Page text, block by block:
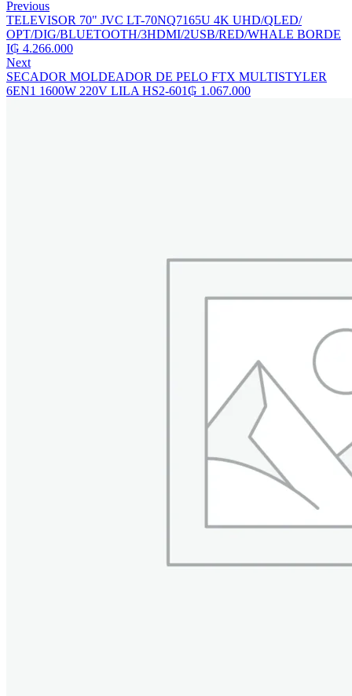
Previous
TELEVISOR 70" JVC LT-70NQ7165U 4K UHD/QLED/
OPT/DIG/BLUETOOTH/3HDMI/2USB/RED/WHALE BORDE
I₲ 4.266.000
Next
SECADOR MOLDEADOR DE PELO FTX MULTISTYLER
6EN1 1600W 220V LILA HS2-601₲ 1.067.000